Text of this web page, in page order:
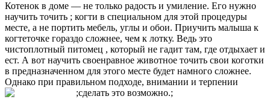
Котенок в доме –– не только радость и умиление. Его нужно
научить точить ; когти в специальном для этой процедуры
месте, а не портить мебель, углы и обои. Приучить малыша к
когтеточке гораздо сложнее, чем к лотку. Ведь это
чистоплотный питомец , который не гадит там, где отдыхает и
ест. А вот научить своенравное животное точить свои коготки
в предназначенном для этого месте будет намного сложнее.
Однако при правильном подходе, внимании и терпении
;сделать это возможно.;